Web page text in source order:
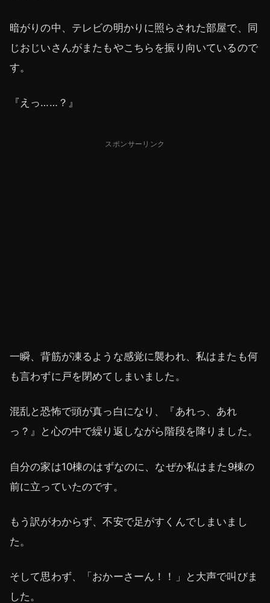
暗がりの中、テレビの明かりに照らされた部屋で、同
じおじいさんがまたもやこちらを振り向いているので
す。
『えっ……？』
スポンサーリンク
一瞬、背筋が凍るような感覚に襲われ、私はまたも何
も言わずに戸を閉めてしまいました。
混乱と恐怖で頭が真っ白になり、『あれっ、あれ
っ？』と心の中で繰り返しながら階段を降りました。
自分の家は10棟のはずなのに、なぜか私はまた9棟の
前に立っていたのです。
もう訳がわからず、不安で足がすくんでしまいまし
た。
そして思わず、「おかーさーん！！」と大声で叫びま
した。